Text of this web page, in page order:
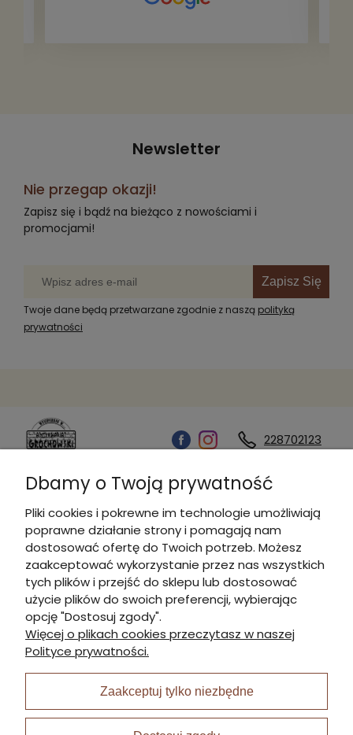
przepakowywania. Część oddaliśmy
Newsletter
Nie przegap okazji!
Zapisz się i bądź na bieżąco z nowościami i
promocjami!
Zapisz Się
Twoje dane będą przetwarzane zgodnie z naszą polityką
prywatności
228702123
Kontakt
Informacje
Płatności i dostawa
Moje konto
I Nagroda w plabiscycie:
Dbamy o Twoją prywatność
Pliki cookies i pokrewne im technologie umożliwiają
poprawne działanie strony i pomagają nam
dostosować ofertę do Twoich potrzeb. Możesz
zaakceptować wykorzystanie przez nas wszystkich
tych plików i przejść do sklepu lub dostosować
użycie plików do swoich preferencji, wybierając
opcję "Dostosuj zgody".
Więcej o plikach cookies przeczytasz w naszej
Polityce prywatności.
Zaakceptuj tylko niezbędne